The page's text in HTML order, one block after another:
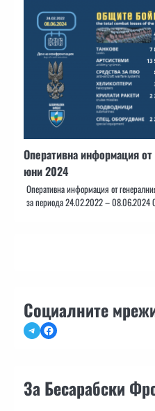
Оперативна информация
юни 2024
Оперативна информация от
за периода 24.02.2022 – 08.06.2024
Социалните
TelegramFacebook
За Бесарабски